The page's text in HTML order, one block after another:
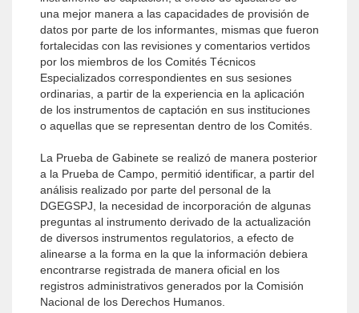
una mejor manera a las capacidades de provisión de
datos por parte de los informantes, mismas que fueron
fortalecidas con las revisiones y comentarios vertidos
por los miembros de los Comités Técnicos
Especializados correspondientes en sus sesiones
ordinarias, a partir de la experiencia en la aplicación
de los instrumentos de captación en sus instituciones
o aquellas que se representan dentro de los Comités.
La Prueba de Gabinete se realizó de manera posterior
a la Prueba de Campo, permitió identificar, a partir del
análisis realizado por parte del personal de la
DGEGSPJ, la necesidad de incorporación de algunas
preguntas al instrumento derivado de la actualización
de diversos instrumentos regulatorios, a efecto de
alinearse a la forma en la que la información debiera
encontrarse registrada de manera oficial en los
registros administrativos generados por la Comisión
Nacional de los Derechos Humanos.